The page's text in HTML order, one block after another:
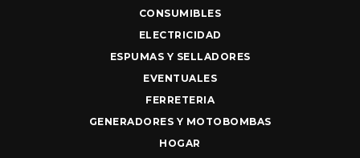
CONSUMIBLES
ELECTRICIDAD
ESPUMAS Y SELLADORES
EVENTUALES
FERRETERIA
GENERADORES Y MOTOBOMBAS
HOGAR